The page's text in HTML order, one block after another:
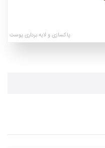
پاکسازی و لایه برداری پوست